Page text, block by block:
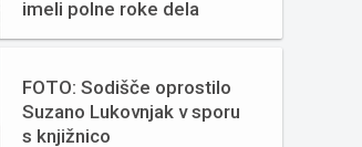
imeli polne roke dela
FOTO: Sodišče oprostilo
Suzano Lukovnjak v sporu
s knjižnico